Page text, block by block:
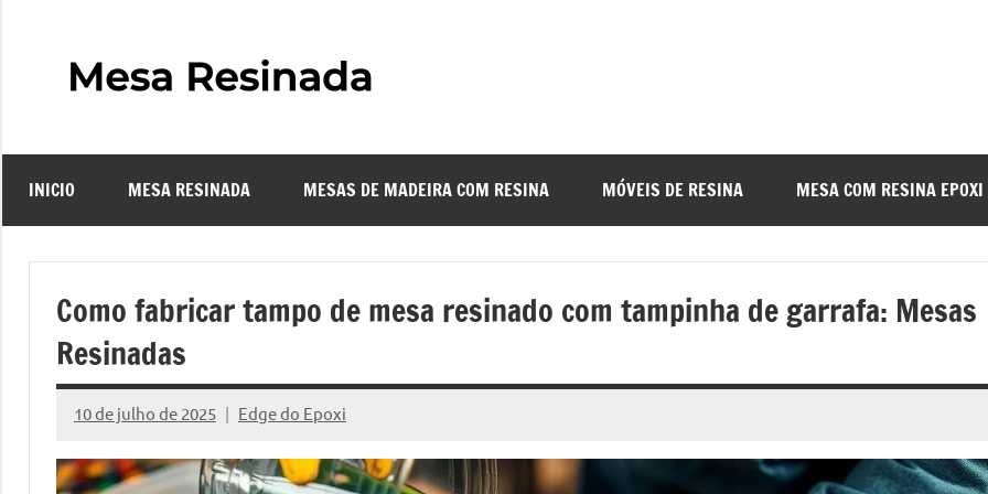
Resinada
–
Como
Mesa
resinadas,
a
encontra
INICIO MESA RESINADA MESAS DE MADEIRA COM RESINA MÓVEIS DE RESINA MESA COM RESINA EPOXI
Como fabricar tampo de mesa resinado com tampinha de garrafa: Mesas
Resinadas
10 de julho de 2025 Edge do Epoxi
Nenhum
Comentário